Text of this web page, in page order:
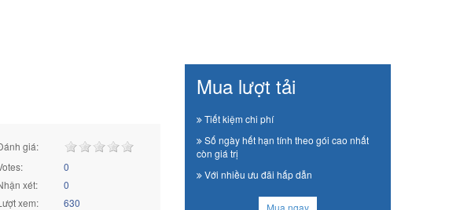
giá:
0
xét:
0
xem:
630
Mua lượt tải
Tiết kiệm chi phí
Số ngày hết hạn tính theo gói cao nhất
còn giá trị
Với nhiều ưu đãi hấp dẫn
Mua ngay